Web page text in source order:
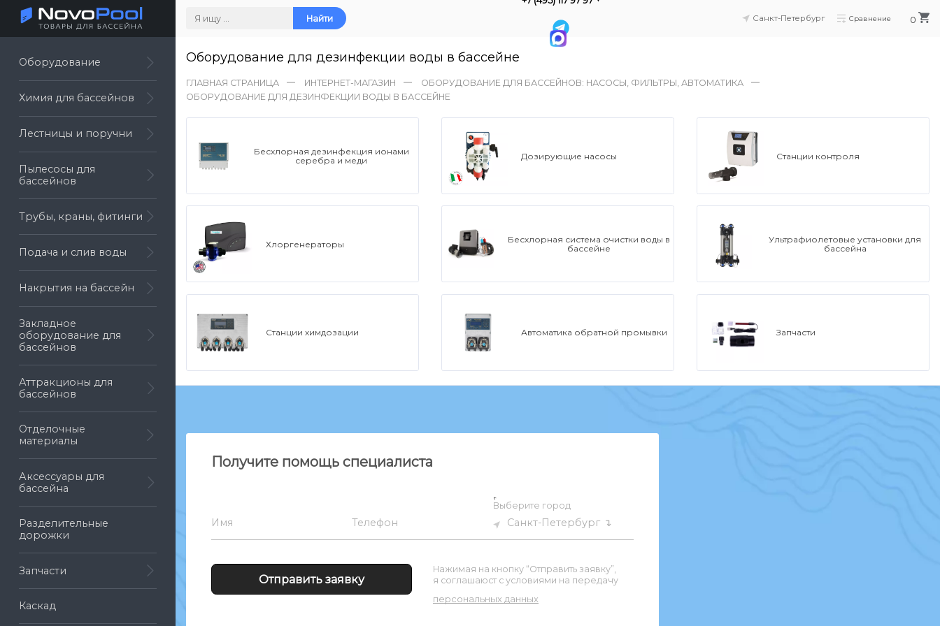
Найти Санкт-Петербург Сравнение 0
Оборудование
Химия для бассейнов
Лестницы и поручни
Пылесосы для
бассейнов
Трубы, краны, фитинги
Подача и слив воды
Накрытия на бассейн
Закладное
оборудование для
бассейнов
Аттракционы для
бассейнов
Отделочные
материалы
Аксессуары для
бассейна
Разделительные
дорожки
Запчасти
Каскад
Оборудование для дезинфекции воды в бассейне
ГЛАВНАЯ СТРАНИЦА ИНТЕРНЕТ-МАГАЗИН
ОБОРУДОВАНИЕ ДЛЯ БАССЕЙНОВ: НАСОСЫ, ФИЛЬТРЫ, АВТОМАТИКА
ОБОРУДОВАНИЕ ДЛЯ ДЕЗИНФЕКЦИИ ВОДЫ В БАССЕЙНЕ
Бесхлорная дезинфекция ионами
серебра и меди
Дозирующие насосы Станции контроля
Хлоргенераторы
Бесхлорная система очистки воды в
бассейне
Ультрафиолетовые установки для
бассейна
Станции химдозации Автоматика обратной промывки Запчасти
Получите помощь специалиста
Имя Телефон Санкт-Петербург
↑
Выберите город
Нажимая на кнопку “Отправить заявку”,
я соглашаюст с условиями на передачу
персональных данных